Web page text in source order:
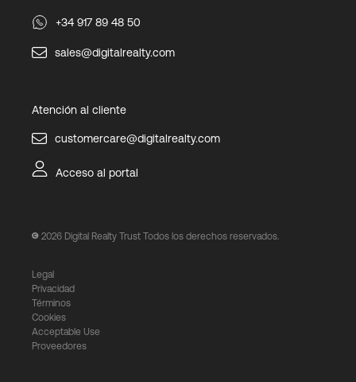
+34 917 89 48 50
sales@digitalrealty.com
Atención al cliente
customercare@digitalrealty.com
Acceso al portal
2026 Digital Realty Trust Todos los derechos reservados.
Legal
Privacidad
Términos
Cookies
Acceptable Use
Proveedores